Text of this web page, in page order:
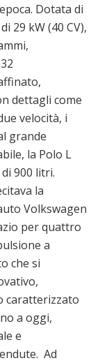
Dotata di
29 kW (40 CV),
dettagli come
velocità, i
grande
la Polo L
900 litri.
la
Volkswagen
per quattro
a
che si
caratterizzato
a oggi,
e
Ad